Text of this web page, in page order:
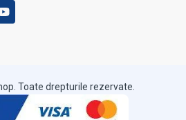
Toate drepturile rezervate.